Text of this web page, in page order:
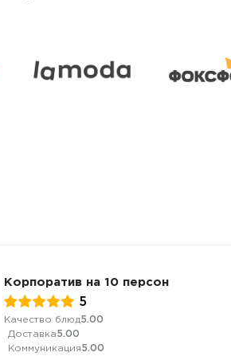
Корпоратив на 10 персон
5
Качество блюд5.00
Доставка5.00
Коммуникация5.00